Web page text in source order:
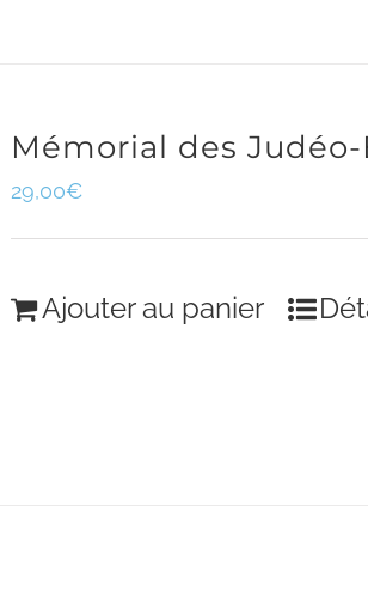
Mémorial des
29,00€
Ajouter au panier